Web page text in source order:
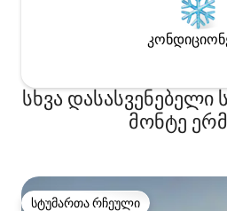
სხვა დასასვენებელი
მონტე
სტუმართა რჩეული